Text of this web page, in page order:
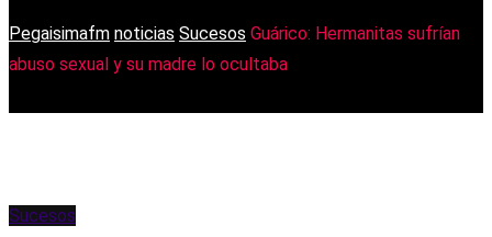
Pegaisimafm noticias Sucesos Guárico: Hermanitas sufrían
abuso sexual y su madre lo ocultaba
Sucesos